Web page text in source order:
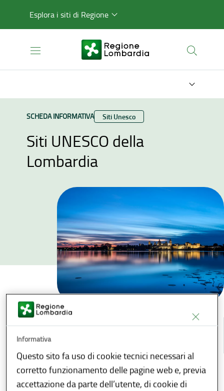
Esplora i siti di Regione
TIPO CONTENUTO:
SCHEDA INFORMATIVA Categoria:
Siti Unesco
Siti UNESCO della
Lombardia
INDICE
Condividi E-reader Download
Informativa
Questo sito fa uso di cookie tecnici necessari al
corretto funzionamento delle pagine web e, previa
accettazione da parte dell’utente, di cookie di